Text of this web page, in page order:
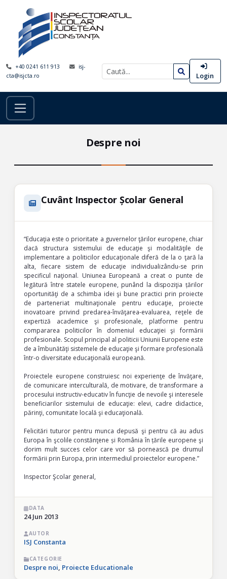
+40 0241 611 913
isj-
cta@isjcta.ro
Login
Despre noi
Cuvânt Inspector Școlar General
“Educaţia este o prioritate a guvernelor ţărilor europene, chiar
dacă structura sistemului de educaţie şi modalităţile de
implementare a politicilor educaţionale diferă de la o ţară la
alta, fiecare sistem de educaţie individualizându-se prin
specificul naţional. Uniunea Europeană a creat o punte de
legătură între statele europene, punând la dispoziţia țărilor
oportunităţi de a schimba idei şi bune practici prin proiecte
de parteneriat multinaţionale pentru educaţie, proiecte
inovatoare privind predarea-învăţarea-evaluarea, reţele de
expertiză academice şi profesionale, platforme pentru
compararea politicilor în domeniul educaţiei şi formării
profesionale. Scopul principal al politicii Uniunii Europene este
de a îmbunătăţi sistemele de educaţie şi formare profesională
într-o diversitate educaţională europeană.
Proiectele europene construiesc noi experienţe de învăţare,
de comunicare interculturală, de motivare, de transformare a
procesului instructiv-educativ în funcţie de nevoile şi interesele
beneficiarilor sistemului de educaţie: elevi, cadre didactice,
părinţi, comunitate locală şi educaţională.
Felicitări tuturor pentru munca depusă şi pentru că au adus
Europa în şcolile constănţene și România în țările europene şi
dorim mult succes celor care vor să pornească pe drumul
formării prin Europa, prin intermediul proiectelor europene.”
Inspector Şcolar general,
DATA
24 Jun 2013
AUTOR
ISJ Constanta
CATEGORIE
Despre noi, Proiecte Educationale